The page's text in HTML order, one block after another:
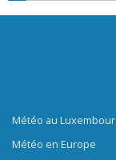
Météo au
Météo en Europe